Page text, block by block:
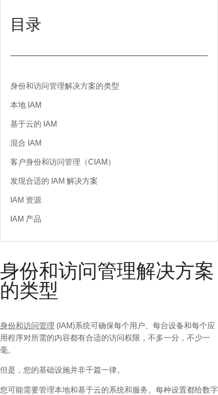
目录
身份和访问管理解决方案的类型
本地 IAM
基于云的 IAM
混合 IAM
客户身份和访问管理（CIAM）
发现合适的 IAM 解决方案
IAM 资源
IAM 产品
身份和访问管理解决方案
的类型
身份和访问管理 (IAM)系统可确保每个用户、每台设备和每个应
用程序对所需的内容都有合适的访问权限，不多一分，不少一
毫。
但是，您的基础设施并非千篇一律。
您可能需要管理本地和基于云的系统和服务。每种设置都给数字